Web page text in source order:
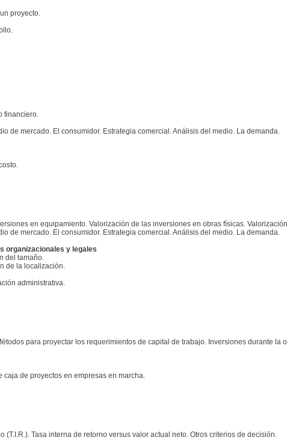
proyecto.
financiero.
de mercado. El consumidor. Estrategia comercial. Análisis del medio. La demanda.
en equipamiento. Valorización de las inversiones en obras físicas.
de mercado. El consumidor. Estrategia comercial. Análisis del medio. La demanda.
organizacionales y legales
del tamaño.
de la localización.
administrativa.
para proyectar los requerimientos de capital de trabajo. Inversiones durante la
caja de proyectos en empresas en marcha.
Tasa interna de retorno versus valor actual neto. Otros criterios de decisión.